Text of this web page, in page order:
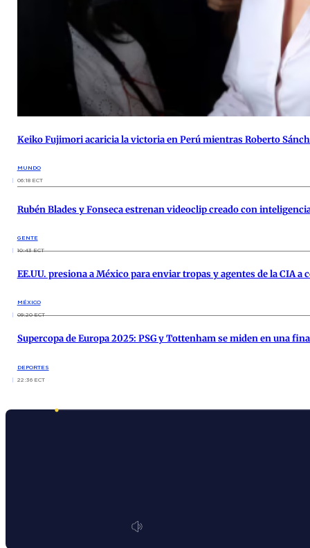
Keiko Fujimori acaricia la victoria en Perú mientras Roberto
MUNDO
06:18 ECT
Rubén Blades y Fonseca estrenan videoclip creado con
GENTE
10:43 ECT
EE.UU. presiona a México para enviar tropas y agentes de la CIA a
MÉXICO
09:20 ECT
Supercopa de Europa 2025: PSG y Tottenham se miden en una
DEPORTES
22:36 ECT